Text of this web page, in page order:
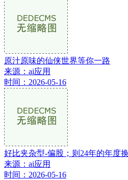
原汁原味的仙侠世界等你一路
来源：ai应用
时间：2026-05-16
好比夹杂型-偏股；则24年的年度
来源：ai应用
时间：2026-05-16